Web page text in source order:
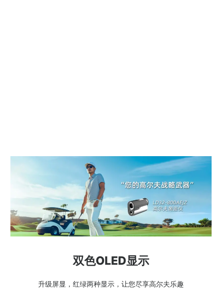
双色OLED显示
升级屏显，红绿两种显示，让您尽享高尔夫乐趣